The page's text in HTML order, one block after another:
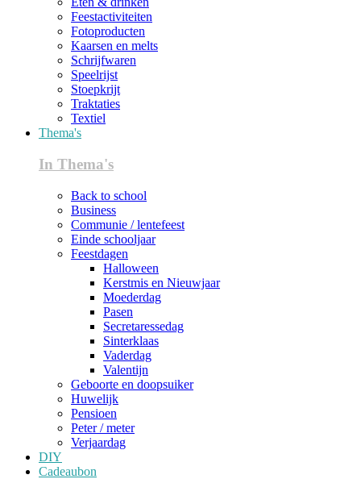
Feestactiviteiten
Fotoproducten
Kaarsen en melts
Schrijfwaren
Speelrijst
Stoepkrijt
Traktaties
Textiel
Thema's
In Thema's
Back to school
Business
Communie / lentefeest
Einde schooljaar
Feestdagen
Halloween
Kerstmis en Nieuwjaar
Moederdag
Pasen
Secretaressedag
Sinterklaas
Vaderdag
Valentijn
Geboorte en doopsuiker
Huwelijk
Pensioen
Peter / meter
Verjaardag
DIY
Cadeaubon